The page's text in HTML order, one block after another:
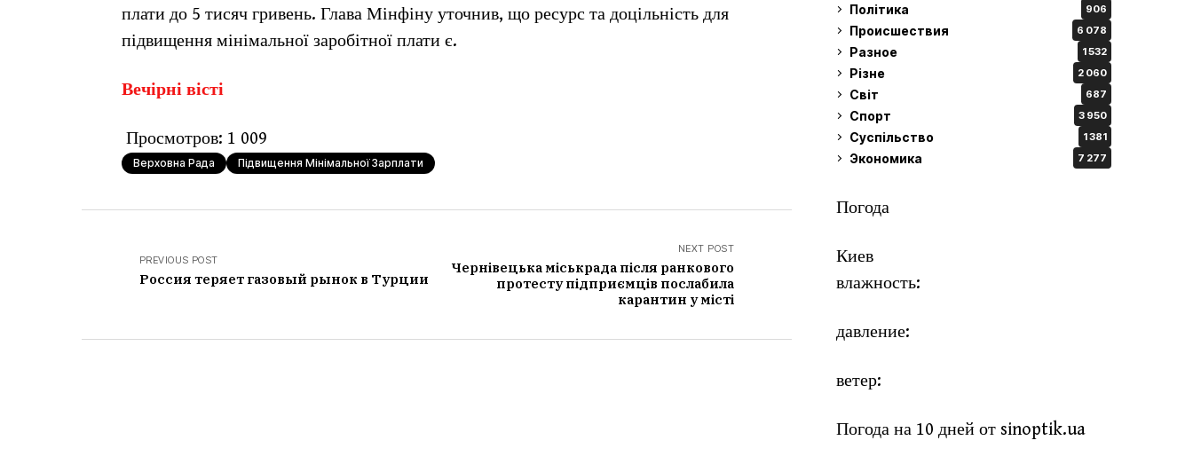
плати до 5 тисяч гривень. Глава Мінфіну уточнив, що ресурс та доцільність для
підвищення мінімальної заробітної плати є.
Вечірні вісті
Просмотров: 1 009
Верховна Рада Підвищення Мінімальної Зарплати
PREVIOUS POST
Россия теряет газовый рынок в Турции
NEXT POST
Чернівецька міськрада після ранкового
протесту підприємців послабила
карантин у місті
Політика 906
Происшествия 6 078
Разное 1 532
Різне 2 060
Світ 687
Спорт 3 950
Суспільство 1 381
Экономика 7 277
Погода
Киев
влажность:
давление:
ветер:
Погода на 10 дней от sinoptik.ua